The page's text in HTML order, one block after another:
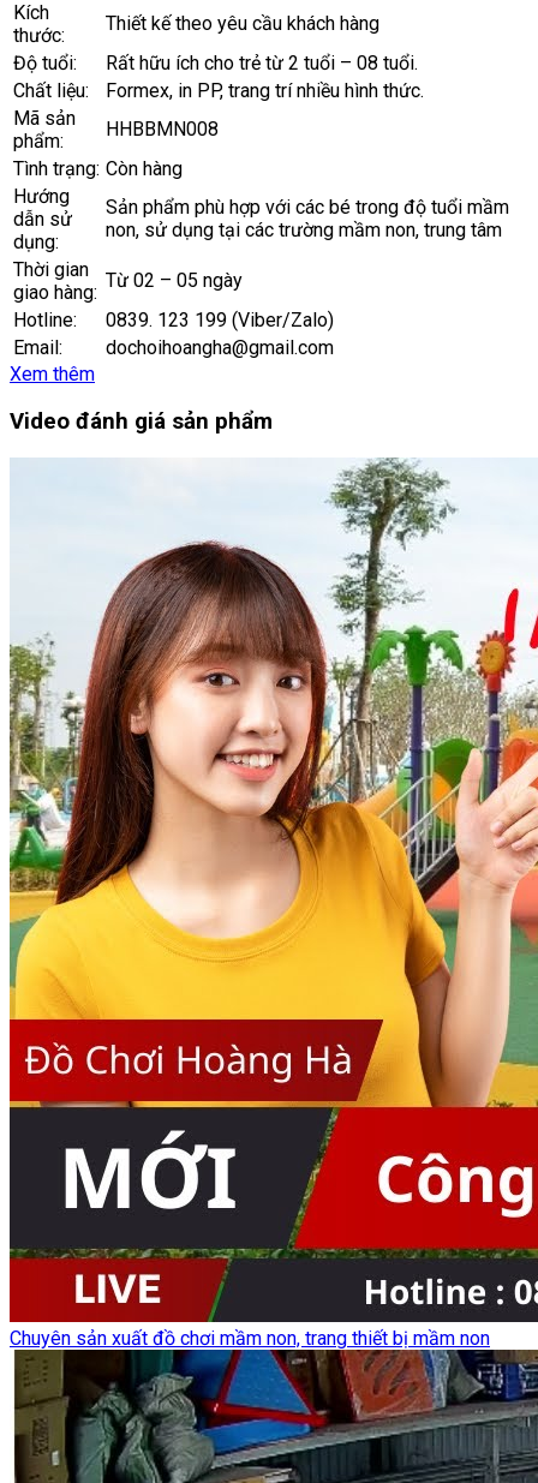
Kích
thước:
Thiết kế theo yêu cầu khách hàng
Độ tuổi:
Rất hữu ích cho trẻ từ 2 tuổi – 08 tuổi.
Chất liệu:
Formex, in PP, trang trí nhiều hình thức.
Mã sản
phẩm:
HHBBMN008
Tình trạng: Còn hàng
Hướng
dẫn sử
dụng:
Sản phẩm phù hợp với các bé trong độ tuổi mầm
non, sử dụng tại các trường mầm non, trung tâm
Thời gian
giao hàng:
Từ 02 – 05 ngày
Hotline:
0839. 123 199 (Viber/Zalo)
Email:
dochoihoangha@gmail.com
Xem thêm
Video đánh giá sản phẩm
Chuyên sản xuất đồ chơi mầm non, trang thiết bị mầm non